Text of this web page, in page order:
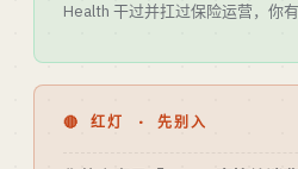
Health 干过并扛过保险运营，你
🔴 红灯 · 先别入